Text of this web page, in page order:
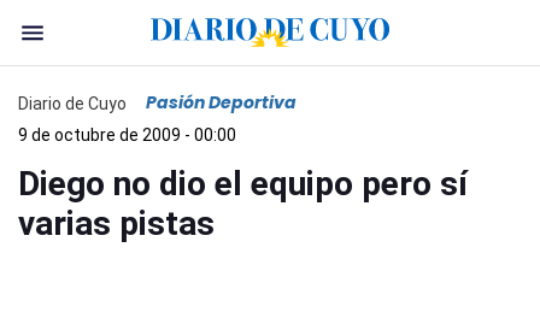
Diario de Cuyo Pasión Deportiva
9 de octubre de 2009 - 00:00
Diego no dio el equipo pero sí
varias pistas